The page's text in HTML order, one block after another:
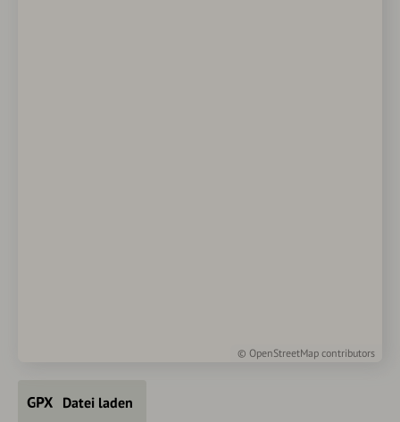
© OpenStreetMap contributors
Datei laden